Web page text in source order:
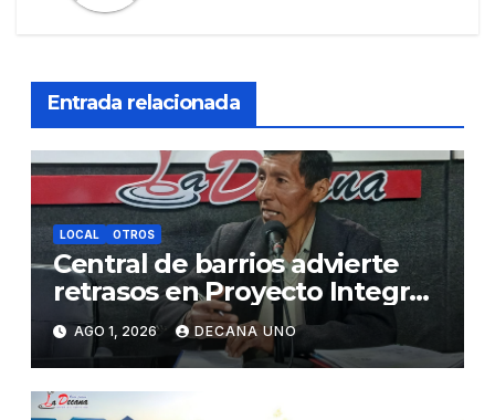
Entrada relacionada
LOCAL OTROS
Central de barrios advierte
retrasos en Proyecto Integral
de Agua y Alcantarillado para
Juliaca
AGO 1, 2026 DECANA UNO